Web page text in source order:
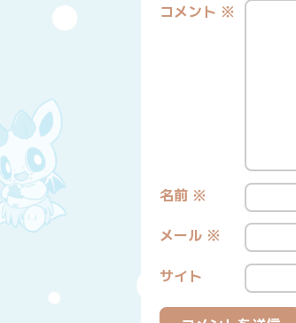
コメント ※
名前 ※
メール ※
サイト